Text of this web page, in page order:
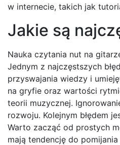
w internecie, takich jak
Jakie są
Nauka czytania nut na
Jednym z najczęstszych
przyswajania wiedzy i
na gryfie oraz wartości
teorii muzycznej.
rozwoju. Kolejnym błędem
Warto zacząć od prostych
mają tendencję do